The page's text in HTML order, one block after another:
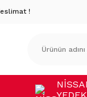
!